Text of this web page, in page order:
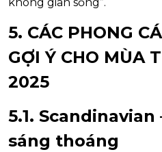
5. CÁC PHONG
GỢI Ý CHO MÙA
2025
5.1. Scandinavian
sáng thoáng